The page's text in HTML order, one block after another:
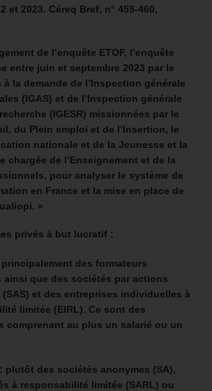
et 2023. Céreq Bref, n° 459-460,
de l’enquête ETOF, l’enquête
entre juin et septembre 2023 par le
à la demande de l’Inspection générale
(IGAS) et de l’Inspection générale
(IGESR) missionnées par le
du Plein emploi et de l’Insertion, le
nationale et de la Jeunesse et la
chargée de l’Enseignement et de la
pour analyser le système de
en France et la mise en place de
»
privés à but lucratif :
des formateurs
ainsi que des sociétés par actions
et des entreprises individuelles à
limitée (EIRL). Ce sont des
comprenant au plus un salarié ou un
plutôt des sociétés anonymes (SA),
à responsabilité limitée (SARL) ou